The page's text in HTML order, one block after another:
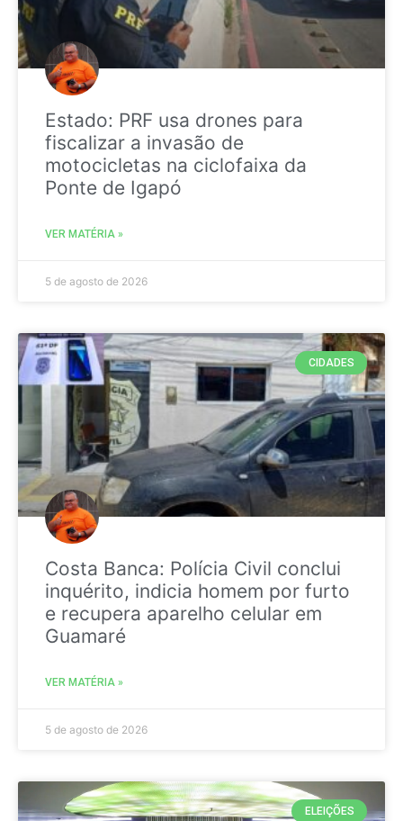
Estado: PRF usa drones para
fiscalizar a invasão de
motocicletas na ciclofaixa da
Ponte de Igapó
VER MATÉRIA »
5 de agosto de 2026
CIDADES
Costa Banca: Polícia Civil conclui
inquérito, indicia homem por furto
e recupera aparelho celular em
Guamaré
VER MATÉRIA »
5 de agosto de 2026
ELEIÇÕES